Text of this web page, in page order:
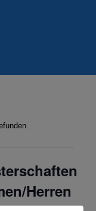
Herren